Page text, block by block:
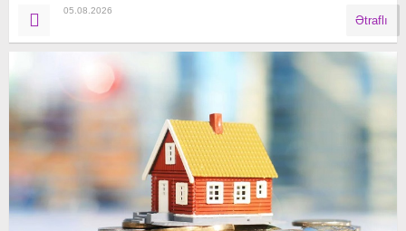
05.08.2026
Ətraflı